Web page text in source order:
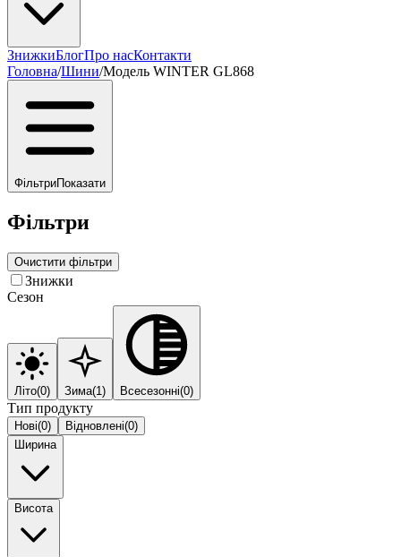
ЗнижкиБлогПро насКонтакти
Головна/Шини/Модель WINTER GL868
ФільтриПоказати
Фільтри
Очистити фільтри
Знижки
Сезон
Літо(0) Зима(1) Всесезонні(0)
Тип продукту
Нові(0) Відновлені(0)
Ширина
Висота